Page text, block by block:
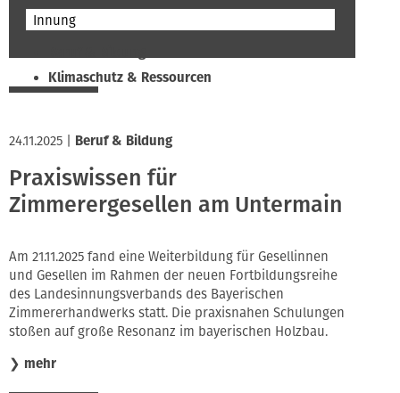
Innung
Klimaschutz & Ressourcen
Soziales & Tarifpolitik
Verband & Innungen
Innung
24.11.2025 Beruf & Bildung
Praxiswissen für
Zimmerergesellen am Untermain
Am 21.11.2025 fand eine Weiterbildung für Gesellinnen
und Gesellen im Rahmen der neuen Fortbildungsreihe
des Landesinnungsverbands des Bayerischen
Zimmererhandwerks statt. Die praxisnahen Schulungen
stoßen auf große Resonanz im bayerischen Holzbau.
❯ mehr